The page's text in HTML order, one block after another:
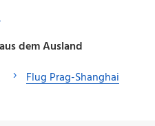
dem Ausland
Flug Prag-Shanghai